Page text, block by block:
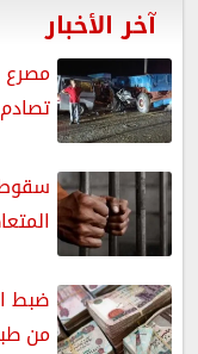
آخر الأخبار
سقوط
من